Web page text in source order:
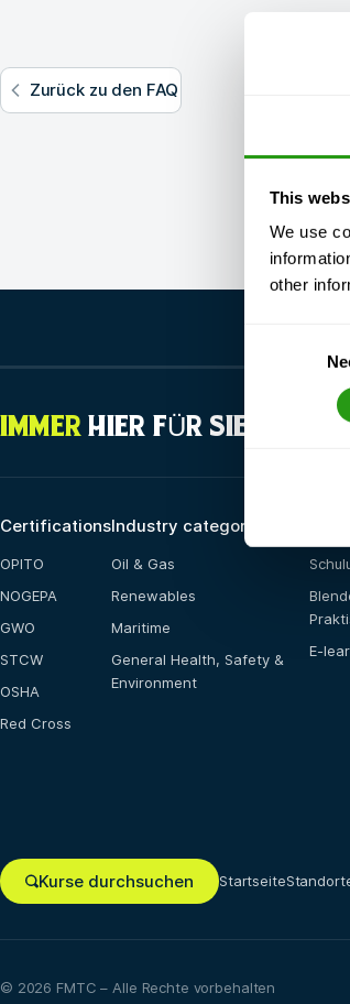
This
We use
other
Zurück zu den FAQ
IMMER HIER FÜR SIE
Certifications
OPITO
NOGEPA
GWO
STCW
OSHA
Red Cross
Industry categories
Oil & Gas
Renewables
Maritime
General Health, Safety &
Environment
E-
Kurse durchsuchen Startseite
© 2026 FMTC – Alle Rechte vorbehalten